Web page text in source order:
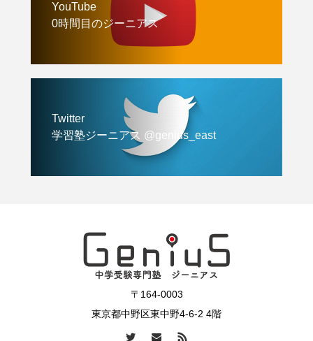
YouTube
0時間目のジーニアス
Twitter
学習塾ジーニアス @genius_east
〒164-0003
東京都中野区東中野4-6-2 4階